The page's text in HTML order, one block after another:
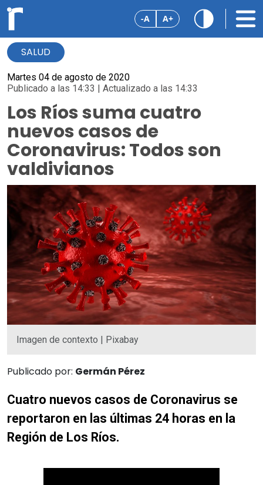
-A A+
SALUD
Martes 04 de agosto de 2020
Publicado a las 14:33 | Actualizado a las 14:33
Los Ríos suma cuatro
nuevos casos de
Coronavirus: Todos son
valdivianos
Imagen de contexto | Pixabay
Publicado por: Germán Pérez
Cuatro nuevos casos de Coronavirus se
reportaron en las últimas 24 horas en la
Región de Los Ríos.